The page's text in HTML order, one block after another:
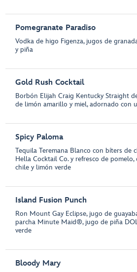
Pomegranate Paradiso
Vodka de higo Figenza, jugos de
y piña
Gold Rush Cocktail
Borbón Elijah Craig Kentucky Straight
de limón amarillo y miel, adornado con
Spicy Paloma
Tequila Teremana Blanco con bíters de
Hella Cocktail Co. y refresco de
chile y limón verde
Island Fusion Punch
Ron Mount Gay Eclipse, jugo de
parcha Minute Maid®, jugo de piña
verde
Bloody Mary